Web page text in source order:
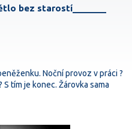
bez starostí_______
Noční provoz v práci ?
tím je konec. Žárovka sama